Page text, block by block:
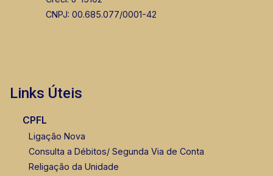
CNPJ: 00.685.077/0001-42
Links Úteis
CPFL
Ligação Nova
Consulta a Débitos/ Segunda Via de Conta
Religação da Unidade